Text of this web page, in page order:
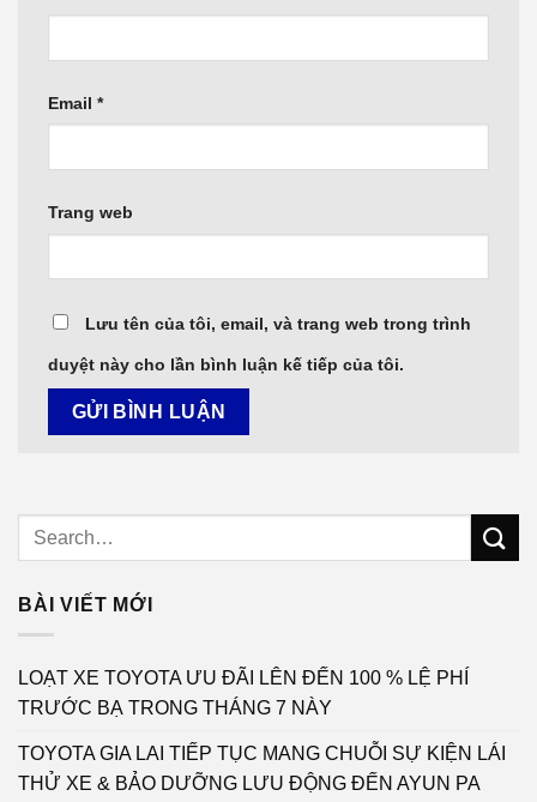
Email *
Trang web
Lưu tên của tôi, email, và trang web trong trình
duyệt này cho lần bình luận kế tiếp của tôi.
BÀI VIẾT MỚI
LOẠT XE TOYOTA ƯU ĐÃI LÊN ĐẾN 100 % LỆ PHÍ
TRƯỚC BẠ TRONG THÁNG 7 NÀY
TOYOTA GIA LAI TIẾP TỤC MANG CHUỖI SỰ KIỆN LÁI
THỬ XE & BẢO DƯỠNG LƯU ĐỘNG ĐẾN AYUN PA